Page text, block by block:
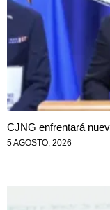
CJNG enfrentará
5 AGOSTO, 2026